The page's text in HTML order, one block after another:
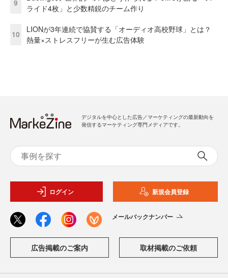
9
ライド4枚」と少数精鋭のチーム作り
10
LIONが3年連続で協賛する「オーディオ高校野球」とは？
熱量×ストレスフリーが生む広告体験
デジタルを中心とした広告／マーケティングの最新動向を
発信するマーケティング専門メディアです。
ログイン 新規会員登録
メールバックナンバー
広告掲載のご案内 取材掲載のご依頼